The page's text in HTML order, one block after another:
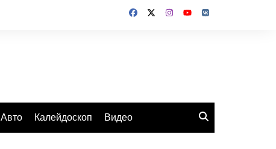
Авто Калейдоскоп Видео